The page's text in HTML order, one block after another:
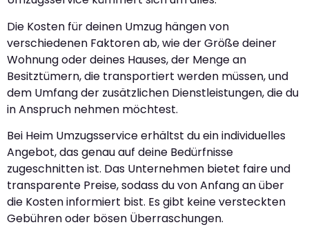
Die Kosten für deinen Umzug hängen von
verschiedenen Faktoren ab, wie der Größe deiner
Wohnung oder deines Hauses, der Menge an
Besitztümern, die transportiert werden müssen, und
dem Umfang der zusätzlichen Dienstleistungen, die du
in Anspruch nehmen möchtest.
Bei Heim Umzugsservice erhältst du ein individuelles
Angebot, das genau auf deine Bedürfnisse
zugeschnitten ist. Das Unternehmen bietet faire und
transparente Preise, sodass du von Anfang an über
die Kosten informiert bist. Es gibt keine versteckten
Gebühren oder bösen Überraschungen.